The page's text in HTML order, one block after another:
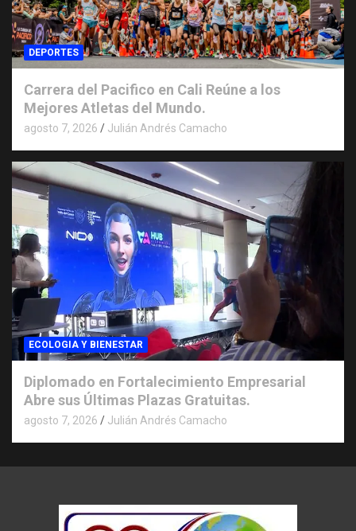
DEPORTES
Carrera del Pacifico en Cali Reúne a los
Mejores Atletas del Mundo.
agosto 7, 2026 Julián Andrés Camacho
ECOLOGIA Y BIENESTAR
Diplomado en Fortalecimiento Empresarial
Abre sus Últimas Plazas Gratuitas.
agosto 7, 2026 Julián Andrés Camacho